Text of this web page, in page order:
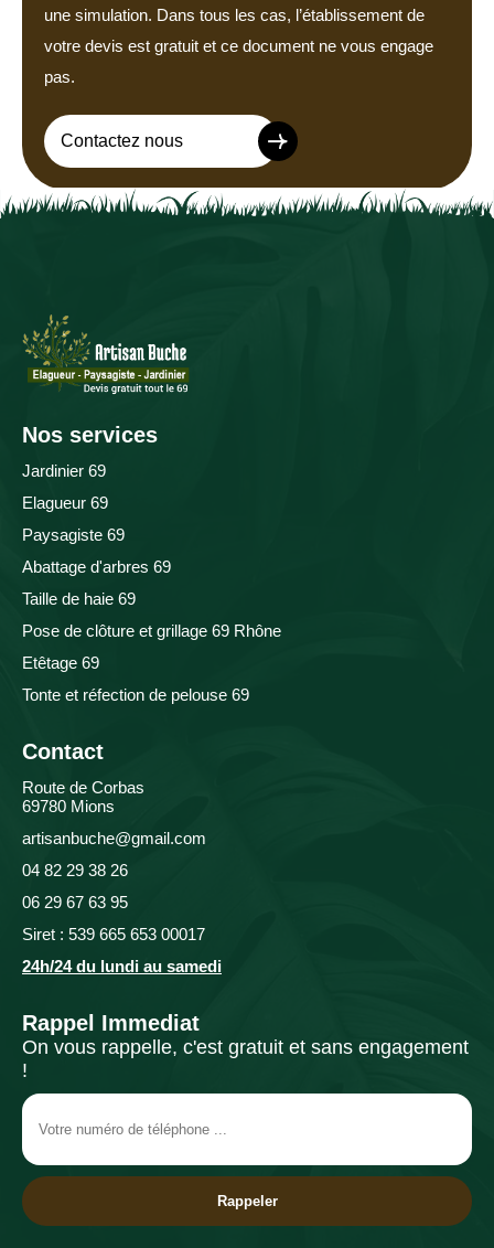
une simulation. Dans tous les cas, l’établissement de
votre devis est gratuit et ce document ne vous engage
pas.
Contactez nous
Nos services
Jardinier 69
Elagueur 69
Paysagiste 69
Abattage d'arbres 69
Taille de haie 69
Pose de clôture et grillage 69 Rhône
Etêtage 69
Tonte et réfection de pelouse 69
Contact
Route de Corbas
69780 Mions
artisanbuche@gmail.com
04 82 29 38 26
06 29 67 63 95
Siret : 539 665 653 00017
24h/24 du lundi au samedi
Rappel Immediat
On vous rappelle, c'est gratuit et sans engagement
!